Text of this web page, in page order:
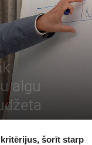
algu
šorīt starp